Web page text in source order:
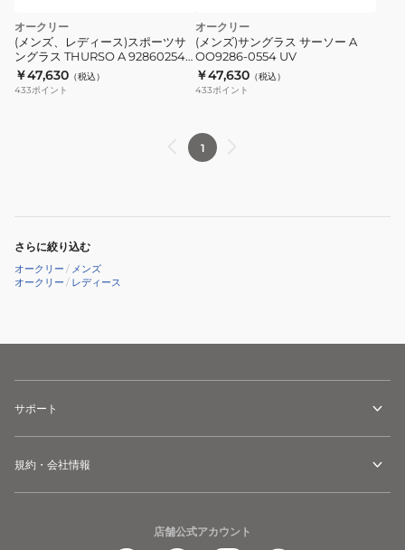
オークリー
(メンズ、レディース)スポーツサ
ングラス THURSO A 92860254
UV
￥47,630 （税込）
433ポイント
オークリー
(メンズ)サングラス サーソー A
OO9286-0554 UV
￥47,630 （税込）
433ポイント
1
さらに絞り込む
オークリー / メンズ
オークリー / レディース
サポート
規約・会社情報
店舗公式アカウント